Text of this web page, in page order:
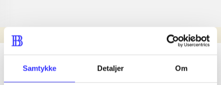
Samtykke Detaljer Om
Nyhed